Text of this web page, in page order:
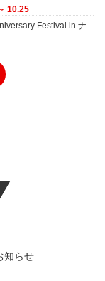
10.25
Festival in ナ
知らせ